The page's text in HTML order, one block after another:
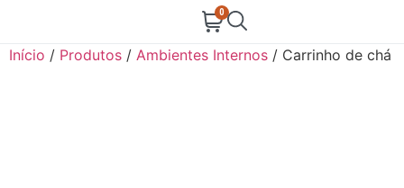
0
Início / Produtos / Ambientes Internos / Carrinho de chá